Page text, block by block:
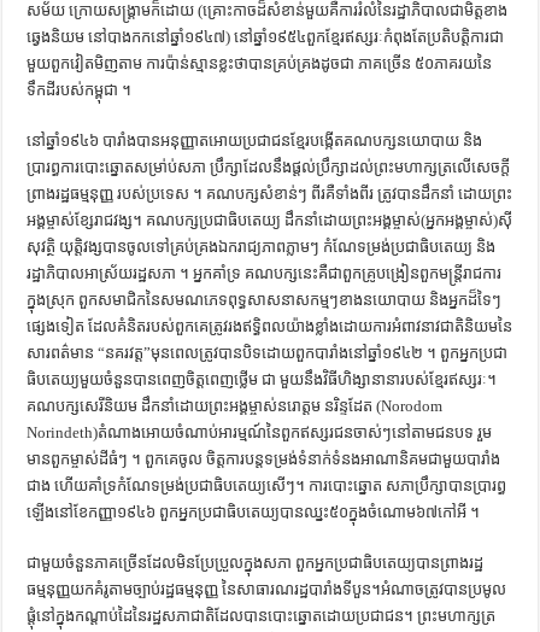
សម័យ ក្រោយសង្គ្រាមក៏ដោយ (គ្រោះកាចដ៏សំខាន់មួយគឺការរំលំនៃរដ្ឋាភិបាលជាមិត្តខាង
ឆ្វេងនិយម នៅបាងកកនៅឆ្នាំ១៩៤៧) នៅឆ្នាំ១៩៥៤ពួកខ្មែរឥស្សរៈកំពុងតែប្រតិបត្តិការជា
មួយពួកវៀតមិញតាម ការប៉ាន់ស្មានខ្លះថាបានគ្រប់គ្រងដូចជា ភាគច្រើន ៥០ភាគរយនៃ
ទឹកដីរបស់កម្ពុជា ។
នៅឆ្នាំ១៩៤៦ បារាំងបានអនុញ្ញាតអោយប្រជាជនខ្មែរបង្កើតគណបក្សនយោបាយ និង
ប្រារព្ធការបោះឆ្នោតសម្រា់ប់សភា ប្រឹក្សាដែលនឹងផ្ដល់ប្រឹក្សាដល់ព្រះមហាក្សត្រលើសេចក្ដី
ព្រាងរដ្ឋធម្មនុញ្ញ របស់ប្រទេស ។ គណបក្សសំខាន់ៗ ពីរគឺទាំងពីរ ត្រូវបានដឹកនាំ ដោយព្រះ
អង្គម្ចាស់ខ្សែរាជវង្ស។ គណបក្សប្រជាធិបតេយ្យ ដឹកនាំដោយព្រះអង្គម្ចាស់(អ្នកអង្គម្ចាស់)ស៊ី
សុវត្ថិ យុត្តិវង្សបានចូលទៅគ្រប់គ្រងឯករាជ្យភាពភ្លាមៗ កំណែទម្រង់ប្រជាធិបតេយ្យ និង
រដ្ឋាភិបាលអាស្រ័យរដ្ឋសភា ។ អ្នកគាំទ្រ គណបក្សនេះគឺជាពួកគ្រូបង្រៀនពួកមន្ត្រីរាជការ
ក្នុងស្រុក ពួកសមាជិកនៃសមណភេទពុទ្ធសាសនាសកម្មៗខាងនយោបាយ និងអ្នកដ៏ទៃៗ
ផ្សេងទៀត ដែលគំនិតរបស់ពួកគេត្រូវរងឥទ្ធិពលយ៉ាងខ្លាំងដោយការអំពាវនាវជាតិនិយមនៃ
សារពត៌មាន “នគរវត្ត”មុនពេលត្រូវបានបិទដោយពួកបារាំងនៅឆ្នាំ១៩៤២ ។ ពួកអ្នកប្រជា
ធិបតេយ្យមួយចំនួនបានពេញចិត្តពេញថ្លើម ជា មួយនឹងវិធីហិង្សានានារបស់ខ្មែរឥស្សរៈ។
គណបក្សសេរីនិយម ដឹកនាំដោយព្រះអង្គម្ចាស់នរោត្តម នរិន្ទដែត (Norodom
Norindeth)តំណាងអោយចំណាប់អារម្មណ៍នៃពួកឥស្សរជនចាស់ៗនៅតាមជនបទ រួម
មានពួកម្ចាស់ដីធំៗ ។ ពួកគេចូល ចិត្តការបន្តទម្រង់ទំនាក់ទំនងអាណានិគមជាមួយបារាំង
ជាង ហើយគាំទ្រកំណែទម្រង់ប្រជាធិបតេយ្យសើៗ។ ការបោះឆ្នោត សភាប្រឹក្សាបានប្រារព្ធ
ឡើងនៅខែកញ្ញា១៩៤៦ ពួកអ្នកប្រជាធិបតេយ្យបានឈ្នះ៥០ក្នុងចំណោម៦៧កៅអី ។
ជាមួយចំនួនភាគច្រើនដែលមិនប្រែប្រួលក្នុងសភា ពួកអ្នកប្រជាធិបតេយ្យបានព្រាងរដ្ឋ
ធម្មនុញ្ញយកគំរូតាមច្បាប់រដ្ឋធម្មនុញ្ញ នៃសាធារណរដ្ឋបារាំងទីបួន។អំណាចត្រូវបានប្រមូល
ផ្ដុំនៅក្នុងកណ្ដាប់ដៃនៃរដ្ឋសភាជាតិដែលបានបោះឆ្នោតដោយប្រជាជន។ ព្រះមហាក្សត្រ